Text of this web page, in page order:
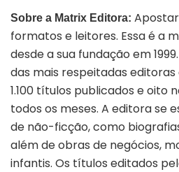
Sobre a Matrix Editora:
formatos e leitores. Essa é a
desde a sua fundação em
das mais respeitadas
1.100 títulos publicados e oito
todos os meses. A editora se
de não-ficção, como
além de obras de negócios,
infantis. Os títulos editados